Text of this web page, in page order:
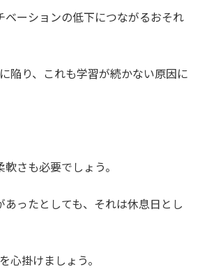
ーションの低下につながるおそれ
陥り、これも学習が続かない原因に
さも必要でしょう。
ったとしても、それは休息日とし
心掛けましょう。